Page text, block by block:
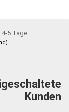
4-5 Tage
Kunden